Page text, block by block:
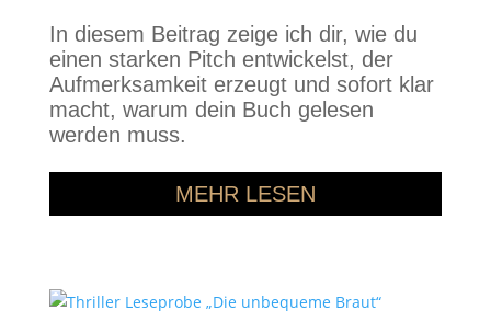
In diesem Beitrag zeige ich dir, wie du
einen starken Pitch entwickelst, der
Aufmerksamkeit erzeugt und sofort klar
macht, warum dein Buch gelesen
werden muss.
MEHR LESEN